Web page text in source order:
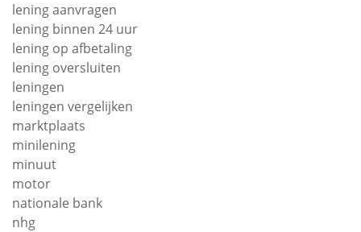
lening aanvragen
lening binnen 24 uur
lening op afbetaling
lening oversluiten
leningen
leningen vergelijken
marktplaats
minilening
minuut
motor
nationale bank
nhg